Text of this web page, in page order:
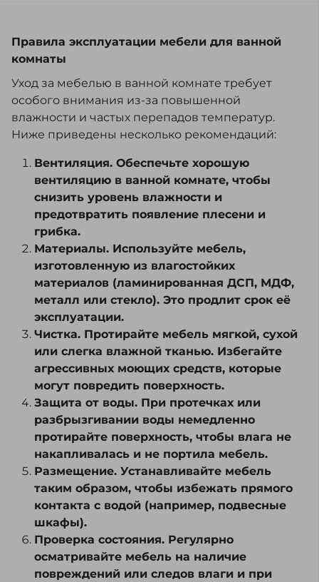
Правила эксплуатации мебели для ванной
комнаты
Уход за мебелью в ванной комнате требует
особого внимания из-за повышенной
влажности и частых перепадов температур.
Ниже приведены несколько рекомендаций:
Вентиляция. Обеспечьте хорошую
вентиляцию в ванной комнате, чтобы
снизить уровень влажности и
предотвратить появление плесени и
грибка.
Материалы. Используйте мебель,
изготовленную из влагостойких
материалов (ламинированная ДСП, МДФ,
металл или стекло). Это продлит срок её
эксплуатации.
Чистка. Протирайте мебель мягкой, сухой
или слегка влажной тканью. Избегайте
агрессивных моющих средств, которые
могут повредить поверхность.
Защита от воды. При протечках или
разбрызгивании воды немедленно
протирайте поверхность, чтобы влага не
накапливалась и не портила мебель.
Размещение. Устанавливайте мебель
таким образом, чтобы избежать прямого
контакта с водой (например, подвесные
шкафы).
Проверка состояния. Регулярно
осматривайте мебель на наличие
повреждений или следов влаги и при